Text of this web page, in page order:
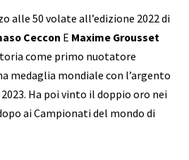
alle 50 volate all’edizione 2022 di
Ceccon E Maxime Grousset
come primo nuotatore
medaglia mondiale con l’argento
2023. Ha poi vinto il doppio oro nei
ai Campionati del mondo di